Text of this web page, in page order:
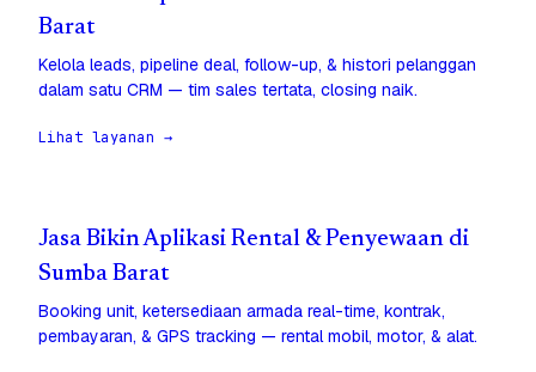
Barat
Kelola leads, pipeline deal, follow-up, & histori pelanggan
dalam satu CRM — tim sales tertata, closing naik.
Lihat layanan →
Jasa Bikin Aplikasi Rental & Penyewaan di
Sumba Barat
Booking unit, ketersediaan armada real-time, kontrak,
pembayaran, & GPS tracking — rental mobil, motor, & alat.